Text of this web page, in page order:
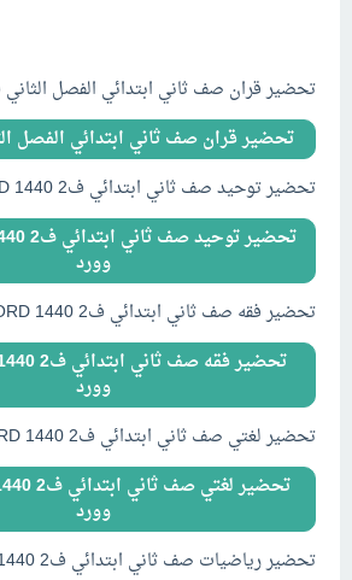
تحضير قران صف ثاني ابتدائي الفصل الثاني ف2
تحضير قران صف ثاني ابتدائي الفصل
تحضير توحيد صف ثاني ابتدائي ف2 1440 PDF WORD وورد
وورد
تحضير فقه صف ثاني ابتدائي ف2 1440 PDF WORD وورد
وورد
تحضير لغتي صف ثاني ابتدائي ف2 1440 PDF WORD وورد
وورد
تحضير رياضيات صف ثاني ابتدائي ف2 1440 PDF WORD وورد